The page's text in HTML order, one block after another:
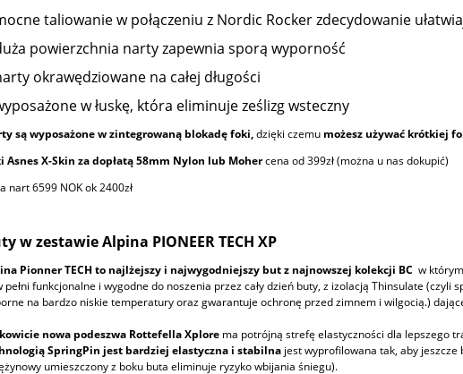
taliowanie w połączeniu z Nordic Rocker zdecydowanie
powierzchnia narty zapewnia sporą wyporność
okrawędziowane na całej długości
w łuskę, która eliminuje ześlizg wsteczny
są wyposażone w zintegrowaną blokadę foki,dzięki czemu możesz używać krótkiej
Asnes X-Skin za dopłatą 58mm Nylon lub Mohercena od 399zł (można u nas dokupić)
nart 6599 NOK ok 2400zł
w zestawie Alpina PIONEER TECH XP
Pionner TECH to najlżejszy i najwygodniejszy but z najnowszej kolekcji BC w
pełni funkcjonalne i wygodne do noszenia przez cały dzień buty, z izolacją Thinsulate
na bardzo niskie temperatury oraz gwarantuje ochronę przed zimnem i wilgocią.)
nowa podeszwa Rottefella Xplore ma potrójną strefę elastyczności dla lepszego
SpringPin jest bardziej elastyczna i stabilna jest wyprofilowana tak, aby jeszcze
umieszczony z boku buta eliminuje ryzyko wbijania śniegu).